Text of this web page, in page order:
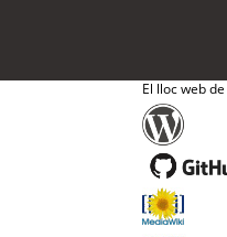
El lloc web